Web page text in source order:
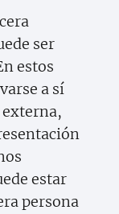
ser
estos
a sí
estar
persona